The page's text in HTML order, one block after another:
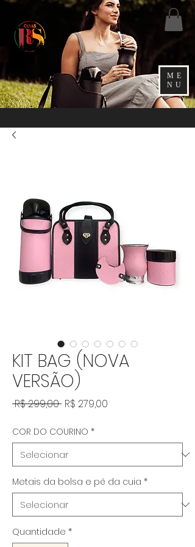
ME
NU
KIT BAG (NOVA
VERSÃO)
R$ 299,00 Preço normal
R$ 279,00
COR DO COURINO *
Metais da bolsa e pé da cuia *
Quantidade *